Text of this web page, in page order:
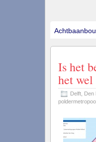
Is het
het wel
Delft, Den